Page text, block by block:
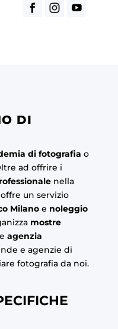
DI
di fotografia o
ad offrire i
nella
offre un servizio
Milano e noleggio
mostre
agenzia
e agenzie di
fotografia da noi.